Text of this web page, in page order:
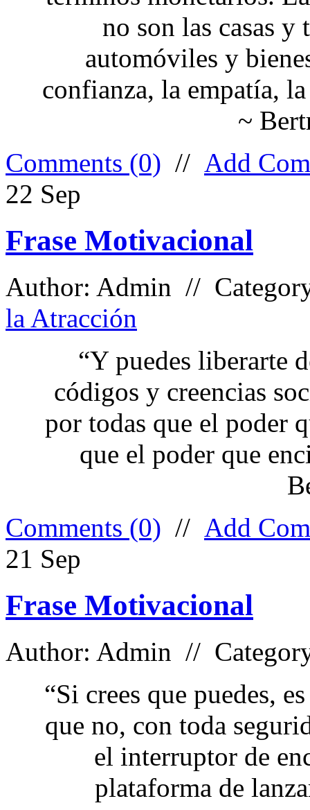
no son las casas y
automóviles y
confianza, la empatía,
~
Comments (0) // Add
22 Sep
Frase Motivacional
Author: Admin //
la Atracción
“Y puedes liberarte
códigos y creencias
por todas que el poder
que el poder que
Comments (0) // Add
21 Sep
Frase Motivacional
Author: Admin //
“Si crees que puedes,
que no, con toda
el interruptor de
plataforma de